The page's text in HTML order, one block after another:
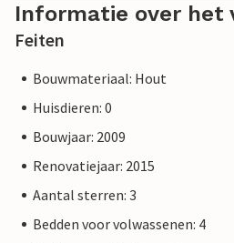
Informatie over het
Feiten
Bouwmateriaal: Hout
Huisdieren: 0
Bouwjaar: 2009
Renovatiejaar: 2015
Aantal sterren: 3
Bedden voor volwassenen: 4